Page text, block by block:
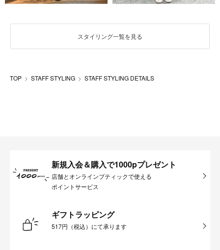
スタイリング一覧を見る
TOP STAFF STYLING STAFF STYLING DETAILS
新規入会＆購入で1000pプレゼント
店舗とオンラインブティックで使える
ポイントサービス
ギフトラッピング
517円（税込）にて承ります